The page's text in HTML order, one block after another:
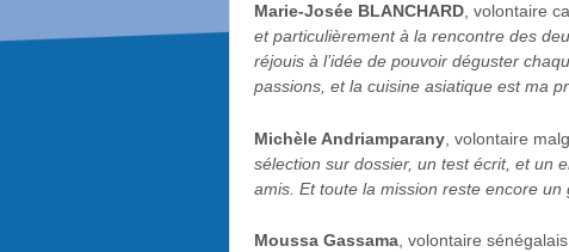
Marie-Josée BLANCHARD, volontaire
et particulièrement à la rencontre des
réjouis à l’idée de pouvoir déguster
passions, et la cuisine asiatique est ma
Michèle Andriamparany , volontaire
sélection sur dossier, un test écrit, et un
amis. Et toute la mission reste encore
Moussa Gassama , volontaire